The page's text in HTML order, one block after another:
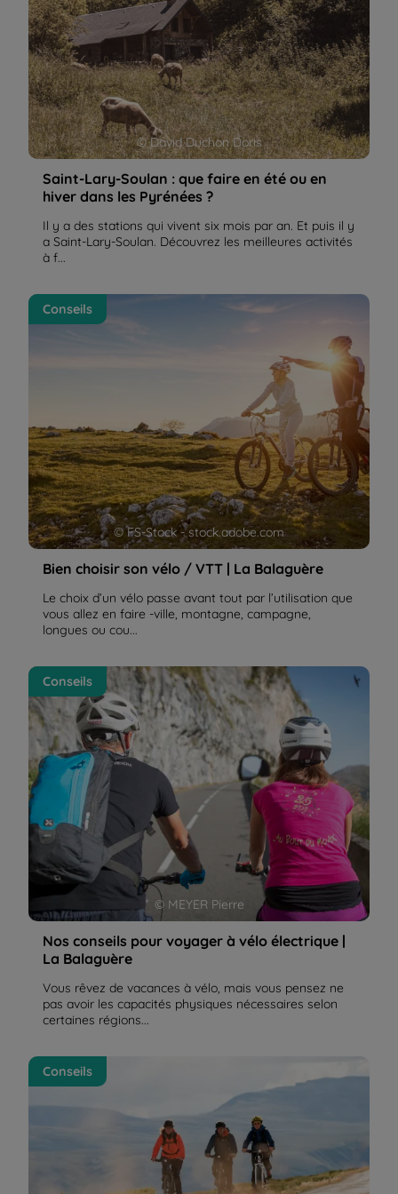
© David Duchon Doris
Saint-Lary-Soulan : que faire en été ou en
hiver dans les Pyrénées ?
Il y a des stations qui vivent six mois par an. Et puis il y
a Saint-Lary-Soulan. Découvrez les meilleures activités
à f...
Bien choisir son vélo / VTT | La Balaguère
© FS-Stock - stock.adobe.com
Conseils
Bien choisir son vélo / VTT | La Balaguère
Le choix d’un vélo passe avant tout par l’utilisation que
vous allez en faire -ville, montagne, campagne,
longues ou cou...
Nos conseils pour voyager à vélo électrique | La
Balaguère
© MEYER Pierre
Conseils
Nos conseils pour voyager à vélo électrique |
La Balaguère
Vous rêvez de vacances à vélo, mais vous pensez ne
pas avoir les capacités physiques nécessaires selon
certaines régions...
Vélo électrique : c'est quoi ? | La Balaguère
Conseils